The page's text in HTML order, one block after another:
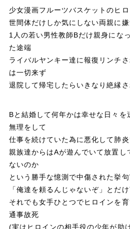
k
少女漫画フルーツバスケットのヒ
世間体だけしか気にしない両親に
1人の若い男性教師Bだけ親身にな
た途端
ライバルヤンキー達に報復リンチ
は一切来ず
退院して帰宅したらいきなり絶縁さ
Bと結婚して何年かは幸せな日々を
無理をして
仕事を続けていた為に悪化して肺
親族達からはAが遊んでいて放置し
ないのか
という勝手な憶測で中傷された挙
「俺達を頼るんじゃないぞ」とだ
それでも女手ひとつでヒロインを
通事故死
(実はヒロインの相手役の少年が助